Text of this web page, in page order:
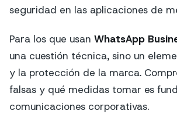
seguridad en las aplicaciones de
Para los que usan WhatsApp
una cuestión técnica, sino un
y la protección de la marca.
falsas y qué medidas tomar es
comunicaciones corporativas.